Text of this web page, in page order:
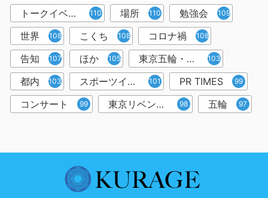
トークイベント 110 場所 110 勉強会 109
世界 108 こくち 108 コロナ禍 108
告知 107 ほか 105 東京五輪・パラリンピック 103
都内 103 スポーツイベント 101 PR TIMES 99
コンサート 99 東京リベンジャーズ 98 五輪 97